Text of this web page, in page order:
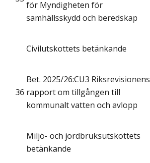
för Myndigheten för
samhällsskydd och beredskap
Civilutskottets betänkande
36
Bet. 2025/26:CU3 Riksrevisionens
rapport om tillgången till
kommunalt vatten och avlopp
Miljö- och jordbruksutskottets
betänkande